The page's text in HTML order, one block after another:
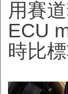
用賽
ECU
時比